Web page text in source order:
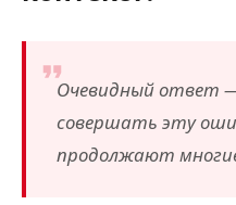
Очевидный ответ
совершать эту
продолжают